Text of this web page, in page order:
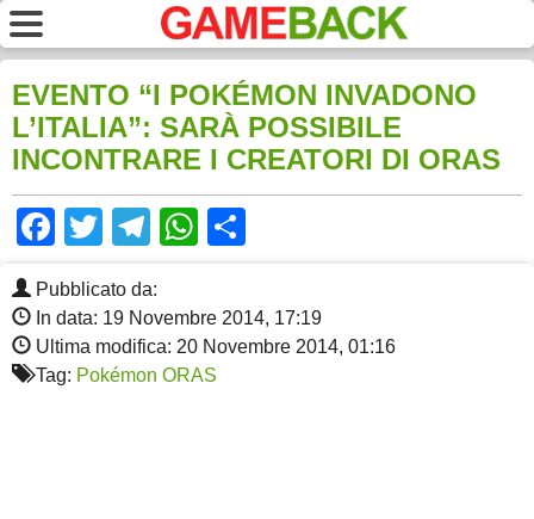
EVENTO “I POKÉMON INVADONO
L’ITALIA”: SARÀ POSSIBILE
INCONTRARE I CREATORI DI ORAS
Facebook
TwitterTelegram
WhatsApp
Pubblicato da:
In data: 19 Novembre 2014, 17:19
Ultima modifica: 20 Novembre 2014, 01:16
Tag: Pokémon ORAS